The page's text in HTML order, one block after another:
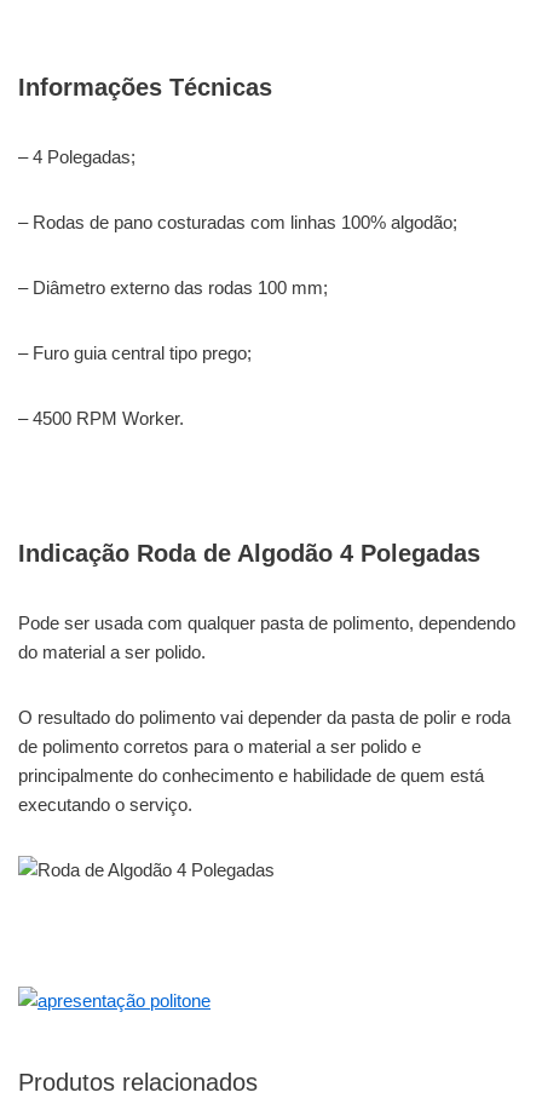
Informações Técnicas
– 4 Polegadas;
– Rodas de pano costuradas com linhas 100% algodão;
– Diâmetro externo das rodas 100 mm;
– Furo guia central tipo prego;
– 4500 RPM Worker.
Indicação Roda de Algodão 4 Polegadas
Pode ser usada com qualquer pasta de polimento, dependendo
do material a ser polido.
O resultado do polimento vai depender da pasta de polir e roda
de polimento corretos para o material a ser polido e
principalmente do conhecimento e habilidade de quem está
executando o serviço.
Produtos relacionados